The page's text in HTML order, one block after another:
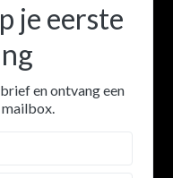
je eerste
en ontvang een